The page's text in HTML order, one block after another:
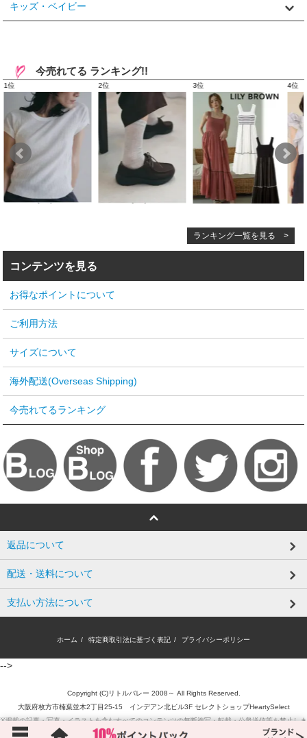
キッズ・ベイビー
今売れてる ランキング!!
ランキング一覧を見る >
コンテンツを見る
お得なポイントについて
ご利用方法
サイズについて
海外配送(Overseas Shipping)
今売れてるランキング
返品について
配送・送料について
支払い方法について
ホーム / 特定商取引法に基づく表記 / プライバシーポリシー
-->
Copyright (C)リトルバレー 2008～ All Rights Reserved.
大阪府枚方市楠葉並木2丁目25-15 インデアン北ビル3F セレクトショップHeartySelect
※掲載の記事・写真・イラストを含むすべてのコンテンツの無断複写・転載・公衆送信等を禁止しま
す。